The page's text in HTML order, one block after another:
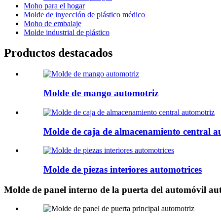
Moho para el hogar
Molde de inyección de plástico médico
Moho de embalaje
Molde industrial de plástico
Productos destacados
Molde de mango automotriz
Molde de caja de almacenamiento central
Molde de piezas interiores automotrices
Molde de panel interno de la puerta del automóvil